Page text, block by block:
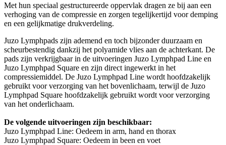
Met hun speciaal gestructureerde oppervlak dragen ze bij aan een
verhoging van de compressie en zorgen tegelijkertijd voor demping
en een gelijkmatige drukverdeling.
Juzo Lymphpads zijn ademend en toch bijzonder duurzaam en
scheurbestendig dankzij het polyamide vlies aan de achterkant. De
pads zijn verkrijgbaar in de uitvoeringen Juzo Lymphpad Line en
Juzo Lymphpad Square en zijn direct ingewerkt in het
compressiemiddel. De Juzo Lymphpad Line wordt hoofdzakelijk
gebruikt voor verzorging van het bovenlichaam, terwijl de Juzo
Lymphpad Square hoofdzakelijk gebruikt wordt voor verzorging
van het onderlichaam.
De volgende uitvoeringen zijn beschikbaar:
Juzo Lymphpad Line: Oedeem in arm, hand en thorax
Juzo Lymphpad Square: Oedeem in been en voet